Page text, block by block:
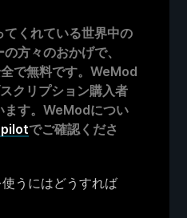
てくれている世界中の
方々のおかげで、
で無料です。WeMod
クリプション購入者
ます。WeModについ
でご確認くださ
うにはどうすれば